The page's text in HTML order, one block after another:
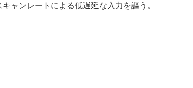
ャンレートによる低遅延な入力を謳う。